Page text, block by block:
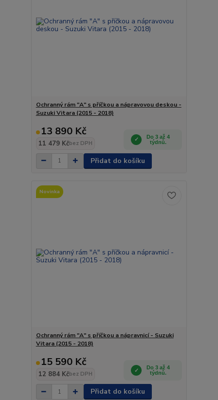
Ochranný rám "A" s příčkou a nápravovou deskou -
Suzuki Vitara (2015 - 2018)
13 890 Kč
11 479 Kčbez DPH
Do 3 až 4
týdnů.
Přidat do košíku
Novinka
Ochranný rám "A" s příčkou a nápravnicí - Suzuki
Vitara (2015 - 2018)
15 590 Kč
12 884 Kčbez DPH
Do 3 až 4
týdnů.
Přidat do košíku